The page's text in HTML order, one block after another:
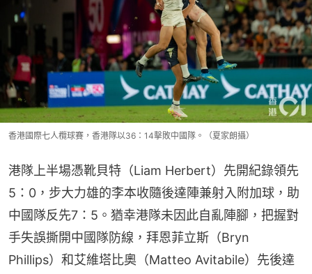
香港國際七人欖球賽，香港隊以36：14擊敗中國隊。（夏家朗攝）
港隊上半場憑靴貝特（Liam Herbert）先開紀錄領先
5：0，步大力雄的李本收隨後達陣兼射入附加球，助
中國隊反先7：5。猶幸港隊未因此自亂陣腳，把握對
手失誤撕開中國隊防線，拜恩菲立斯（Bryn
Phillips）和艾維塔比奧（Matteo Avitabile）先後達